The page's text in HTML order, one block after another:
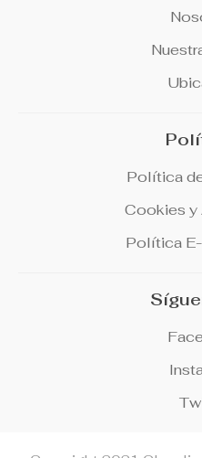
Política
Cookies y
Política